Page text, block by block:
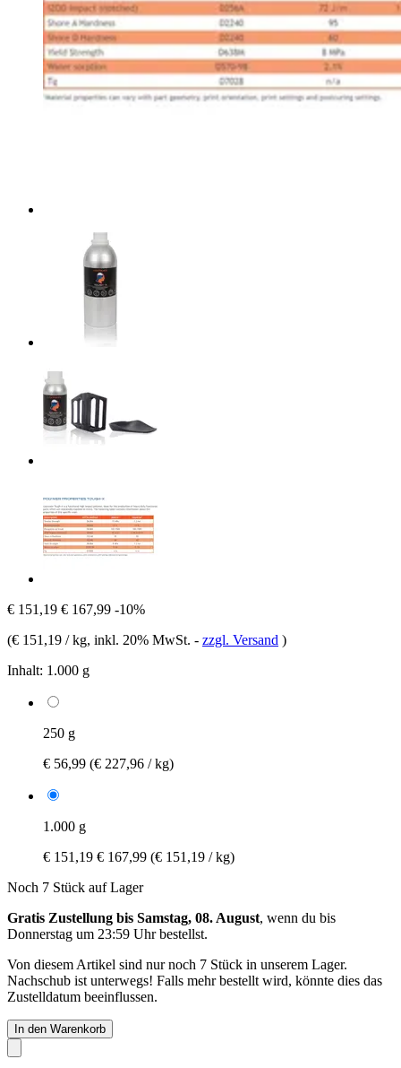
€ 151,19 € 167,99 -10%
(€ 151,19 / kg, inkl. 20% MwSt. - zzgl. Versand )
Inhalt: 1.000 g
250 g
€ 56,99 (€ 227,96 / kg)
1.000 g
€ 151,19 € 167,99 (€ 151,19 / kg)
Noch 7 Stück auf Lager
Gratis Zustellung bis Samstag, 08. August, wenn du bis
Donnerstag um 23:59 Uhrbestellst.
Von diesem Artikel sind nur noch 7 Stück in unserem Lager.
Nachschub ist unterwegs! Falls mehr bestellt wird, könnte dies das
Zustelldatum beeinflussen.
In den Warenkorb